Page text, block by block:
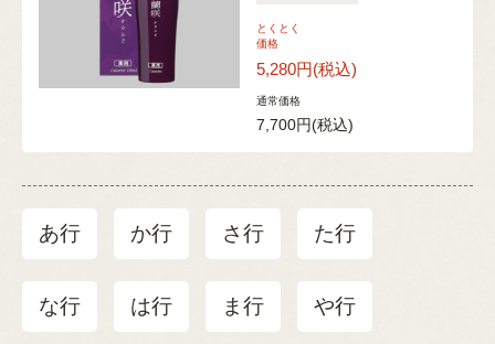
とくとく
価格
5,280円(税込)
通常価格
7,700円(税込)
あ行 か行 さ行 た行
な行 は行 ま行 や行